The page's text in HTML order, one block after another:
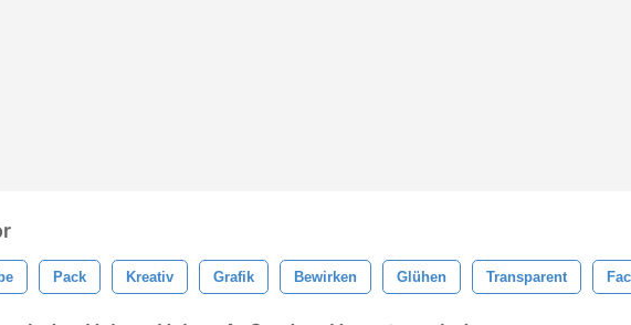
Pack Kreativ Grafik Bewirken Glühen Transparent